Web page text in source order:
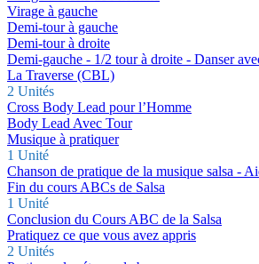
Virage à gauche
Demi-tour à gauche
Demi-tour à droite
Demi-gauche - 1/2 tour à droite - Danser
La Traverse (CBL)
2 Unités
Cross Body Lead pour l’Homme
Body Lead Avec Tour
Musique à pratiquer
1 Unité
Chanson de pratique de la musique salsa -
Fin du cours ABCs de Salsa
1 Unité
Conclusion du Cours ABC de la Salsa
Pratiquez ce que vous avez appris
2 Unités